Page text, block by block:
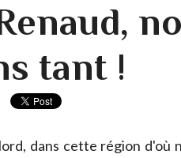
tant !
dans cette région d'où